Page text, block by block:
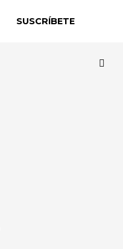
SUSCRÍBETE